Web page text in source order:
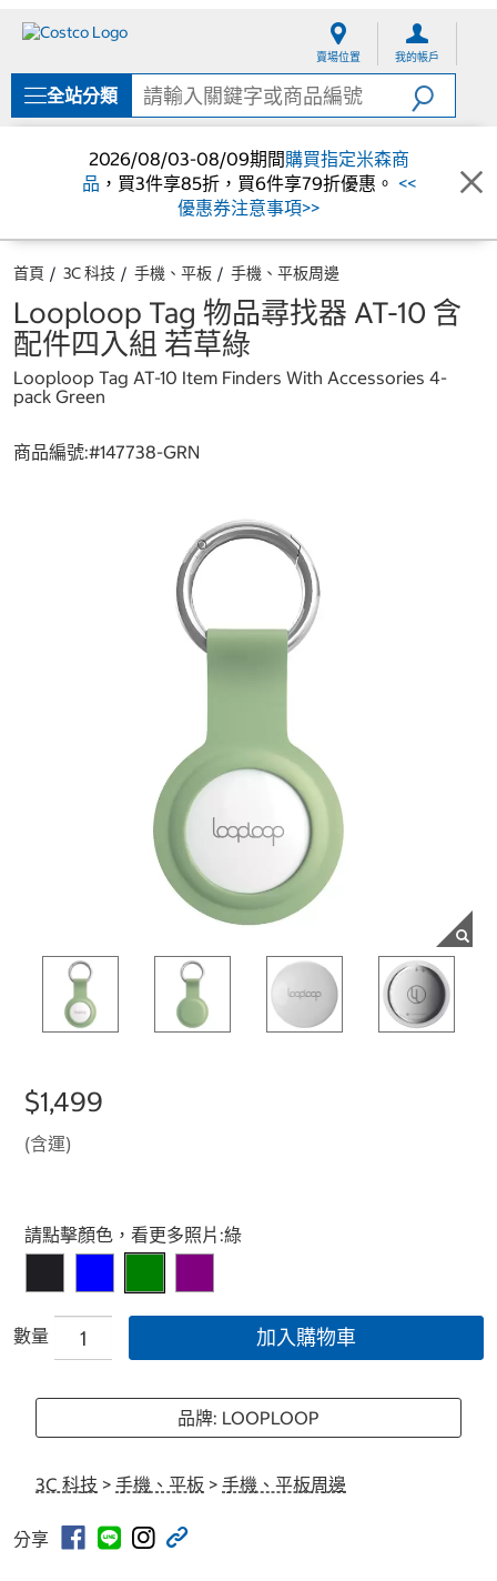
單
賣場位置 我的帳戶
全站分類
2026/08/03-08/09期間購買指定米森商
品 ，買3件享85折，買6件享79折優惠。 <<
優惠券注意事項>>
首頁 3C 科技 手機、平板 手機、平板周邊
Looploop Tag 物品尋找器 AT-10 含
配件四入組 若草綠
Looploop Tag AT-10 Item Finders With Accessories 4-
pack Green
商品編號:#147738-GRN
$1,499
(含運)
Select product
請點擊顏色，看更多照片:綠
數量 加入購物車
品牌: LOOPLOOP
3C 科技 > 手機、平板 > 手機、平板周邊
分享